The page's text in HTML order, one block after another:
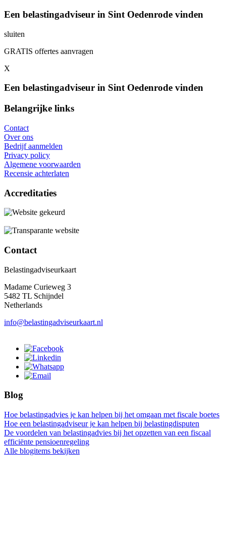
Een belastingadviseur in Sint Oedenrode vinden
sluiten
GRATIS offertes aanvragen
X
Een belastingadviseur in Sint Oedenrode vinden
Belangrijke links
Contact
Over ons
Bedrijf aanmelden
Privacy policy
Algemene voorwaarden
Recensie achterlaten
Accreditaties
Contact
Belastingadviseurkaart
Madame Curieweg 3
5482 TL Schijndel
Netherlands
info@belastingadviseurkaart.nl
Blog
Hoe belastingadvies je kan helpen bij het omgaan met fiscale boetes
Hoe een belastingadviseur je kan helpen bij belastingdisputen
De voordelen van belastingadvies bij het opzetten van een fiscaal
efficiënte pensioenregeling
Alle blogitems bekijken